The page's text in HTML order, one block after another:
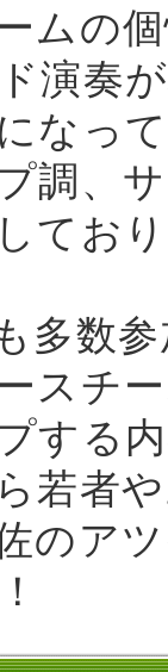
ムの
演奏
なっ
調、
てお
多数
スチ
する
若者
のア